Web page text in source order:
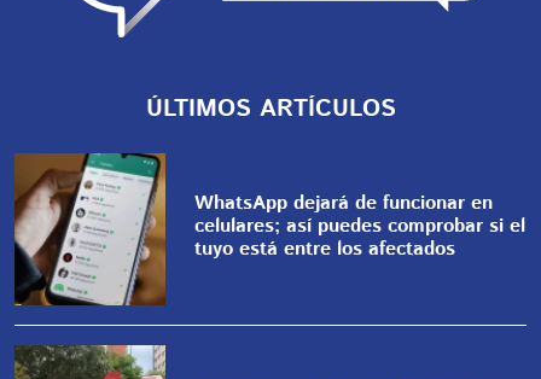
ÚLTIMOS ARTÍCULOS
WhatsApp dejará de funcionar en
celulares; así puedes comprobar si el
tuyo está entre los afectados